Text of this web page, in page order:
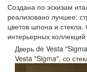
Создана по эскизам
реализовано лучшее:
цветов шпона и
интерьерных
Дверь de Vesta
Vesta "Sigma", со